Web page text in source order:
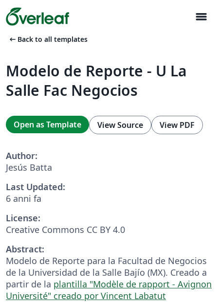
menu
arrow_left_alt Back to all templates
Modelo de Reporte - U La
Salle Fac Negocios
Open as Template View Source View PDF
Author:
Jesús Batta
Last Updated:
6 anni fa
License:
Creative Commons CC BY 4.0
Abstract:
Modelo de Reporte para la Facultad de Negocios
de la Universidad de la Salle Bajío (MX). Creado a
partir de la plantilla "Modèle de rapport - Avignon
Université" creado por Vincent Labatut